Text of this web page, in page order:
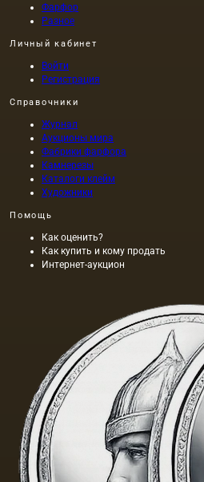
Фарфор
Разное
Личный кабинет
Войти
Регистрация
Справочники
Журнал
Аукционы мира
Фабрики фарфора
Камнерезы
Каталоги клейм
Художники
Помощь
Как оценить?
Как купить и кому продать
Интернет-аукцион